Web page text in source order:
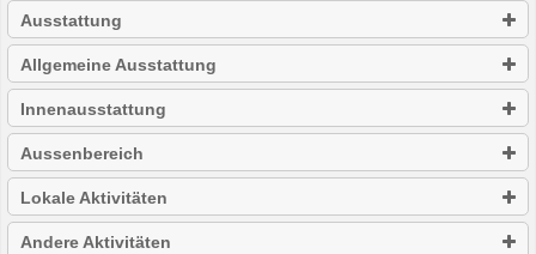
Ausstattung
Allgemeine Ausstattung
Innenausstattung
Aussenbereich
Lokale Aktivitäten
Andere Aktivitäten